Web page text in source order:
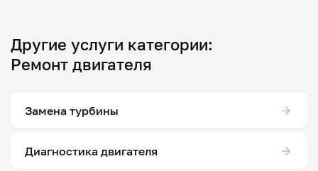
Другие услуги категории:
Ремонт двигателя
Замена турбины
Диагностика двигателя